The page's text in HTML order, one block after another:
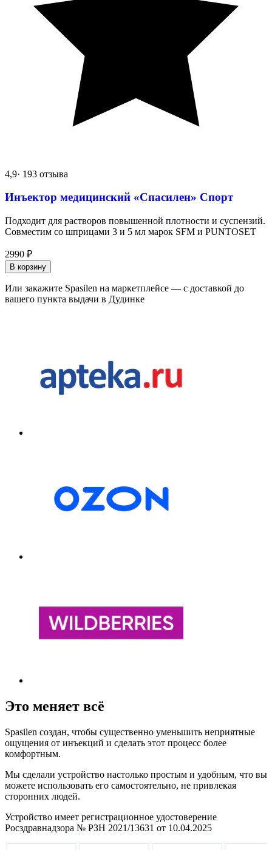
4,9· 193 отзыва
Инъектор медицинский «Спасилен» Спорт
Подходит для растворов повышенной плотности и суспензий.
Совместим со шприцами 3 и 5 мл марок SFM и PUNTOSET
2990 ₽
В корзину
Или закажите Spasilen на маркетплейсе — с доставкой до
вашего пункта выдачи в Дудинке
Это меняет всё
Spasilen создан, чтобы существенно уменьшить неприятные
ощущения от инъекций и сделать этот процесс более
комфортным.
Мы сделали устройство настолько простым и удобным, что вы
можете использовать его самостоятельно, не привлекая
сторонних людей.
Устройство имеет регистрационное удостоверение
Росздравнадзора № РЗН 2021/13631 от 10.04.2025